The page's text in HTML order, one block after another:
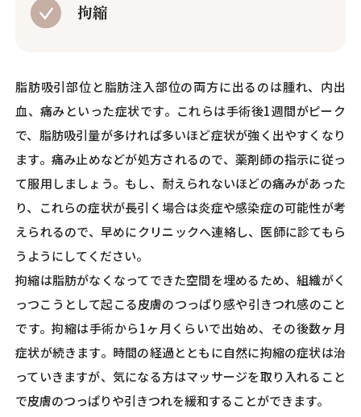
拘縮
脂肪吸引部位と脂肪注入部位の両方に出るのは腫れ、内出
血、痛みといった症状です。これらは手術後1週間がピーク
で、脂肪吸引量が多ければ多いほど症状が強く出やすくなり
ます。痛み止めなどが処方されるので、薬剤師の指示に従っ
て服用しましょう。もし、耐えられないほどの痛みがあった
り、これらの症状が長引く場合は炎症や感染症の可能性が考
えられるので、早めにクリニックへ連絡し、医師に診てもら
うようにしてください。
拘縮は脂肪がなくなってできた空間を埋めるため、組織がく
っつこうとして起こる皮膚のつっぱり感や引きつれ感のこと
です。拘縮は手術から1ヶ月くらいで出始め、その後数ヶ月
症状が続きます。時間の経過とともに自然に拘縮の症状は治
っていきますが、気になる方はマッサージを取り入れること
で皮膚のつっぱりや引きつれを緩和することができます。